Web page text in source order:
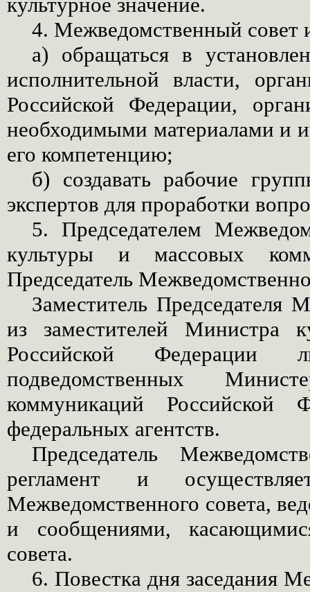
4. Межведомственный совет
а) обращаться в
исполнительной власти,
Российской Федерации,
необходимыми материалами и
его компетенцию;
б) создавать рабочие
экспертов для проработки
5. Председателем
культуры и массовых
Председатель
Заместитель Председателя
из заместителей Министра
Российской Федерации
подведомственных
коммуникаций Российской
федеральных агентств.
Председатель
регламент и
Межведомственного совета,
и сообщениями,
совета.
6. Повестка дня заседания